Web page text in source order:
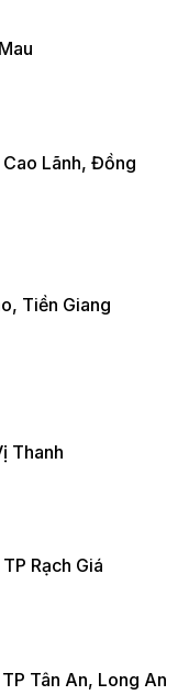
Lãnh, Đồng
Tiền Giang
Thanh
Rạch Giá
Tân An, Long An